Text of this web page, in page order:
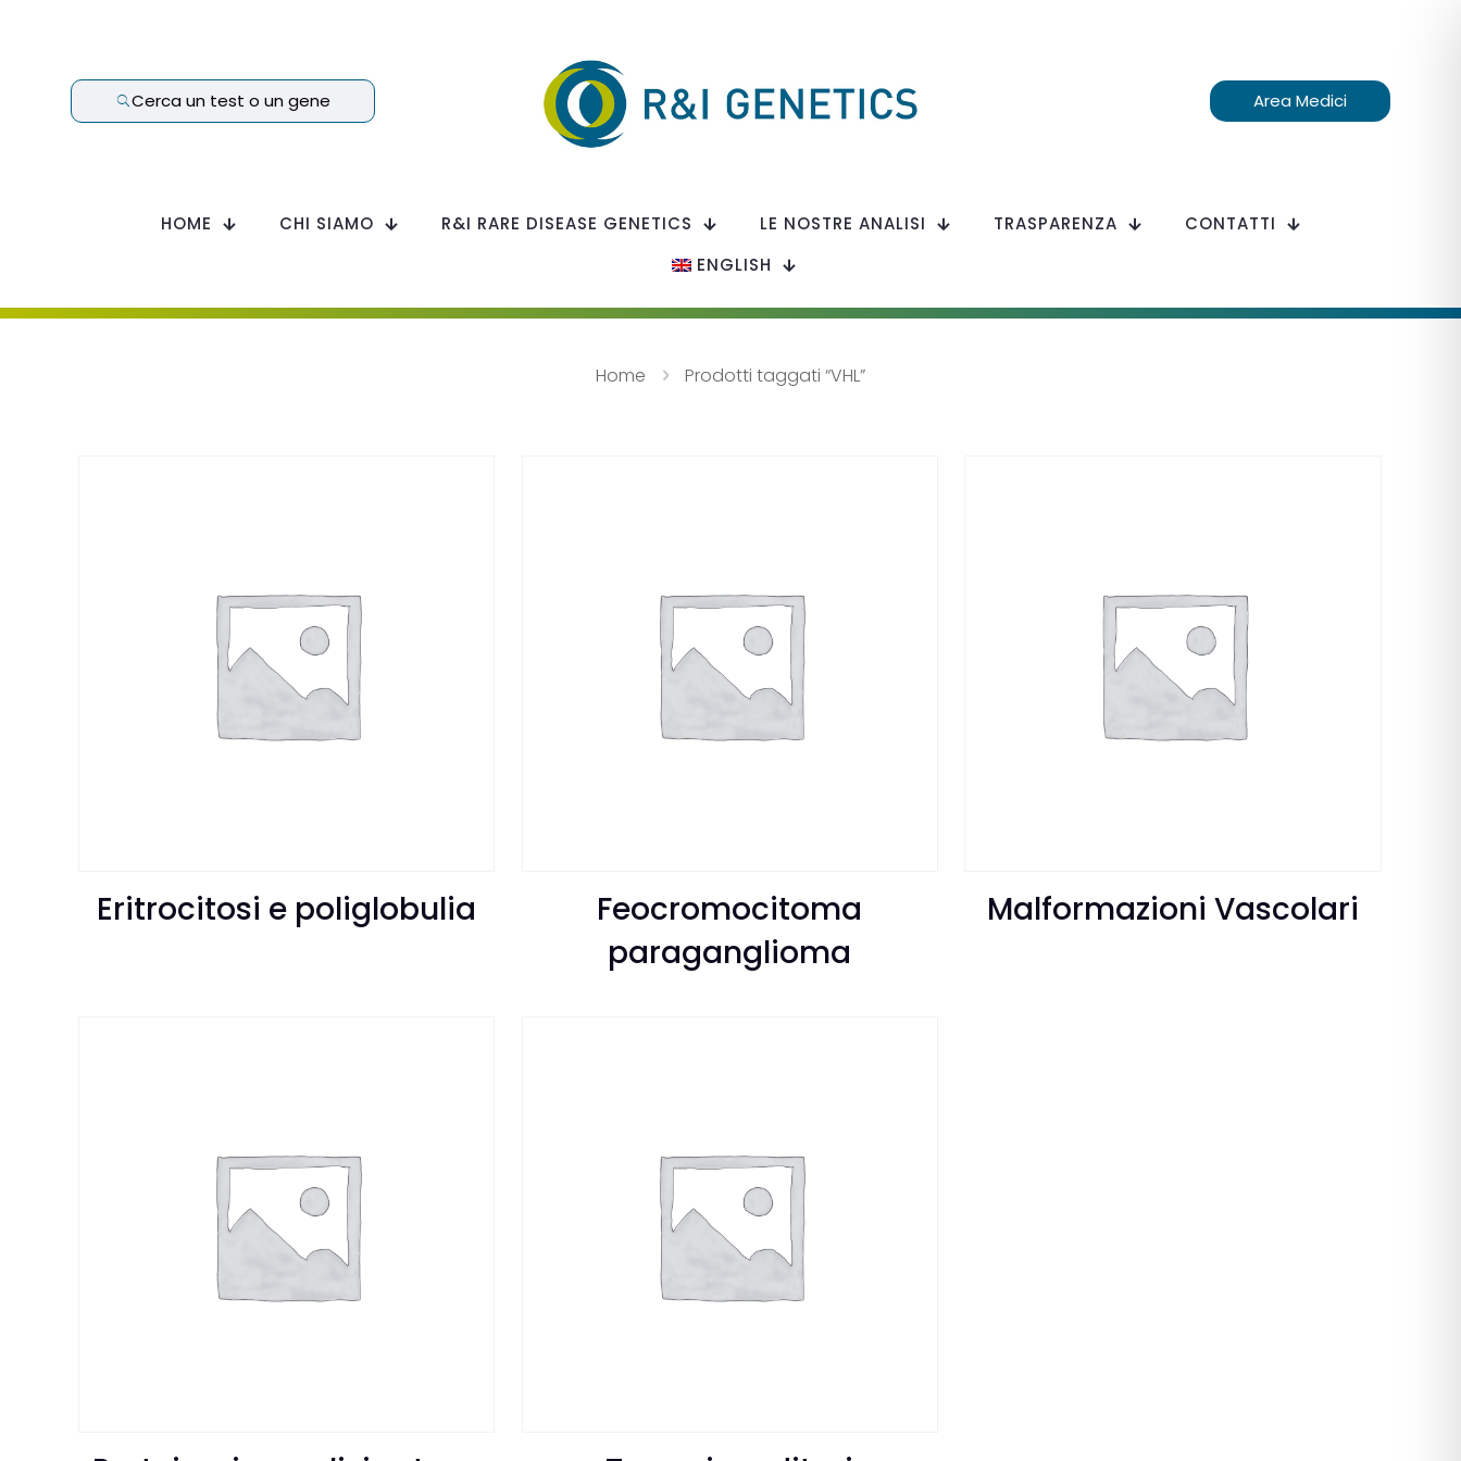
Cerca un test o un gene Area Medici
HOME CHI SIAMO R&I RARE DISEASE GENETICS LE NOSTRE ANALISI TRASPARENZA
CONTATTI
ENGLISH
Home Prodotti taggati “VHL”
Eritrocitosi e poliglobulia
Feocromocitoma
paraganglioma
Malformazioni Vascolari